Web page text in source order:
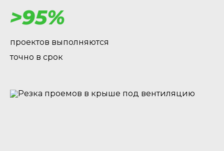
>95%
проектов выполняются
точно в срок